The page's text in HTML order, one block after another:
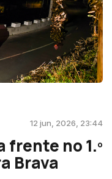
12 jun, 2026, 23:44
frente no 1.º
Brava